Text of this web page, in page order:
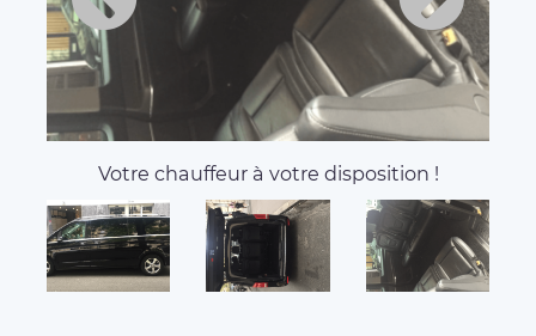
Votre chauffeur à votre disposition !